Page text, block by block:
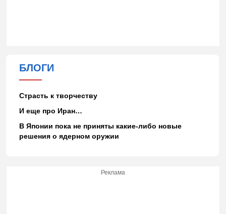
БЛОГИ
Страсть к творчеству
И еще про Иран…
В Японии пока не приняты какие-либо новые
решения о ядерном оружии
Реклама